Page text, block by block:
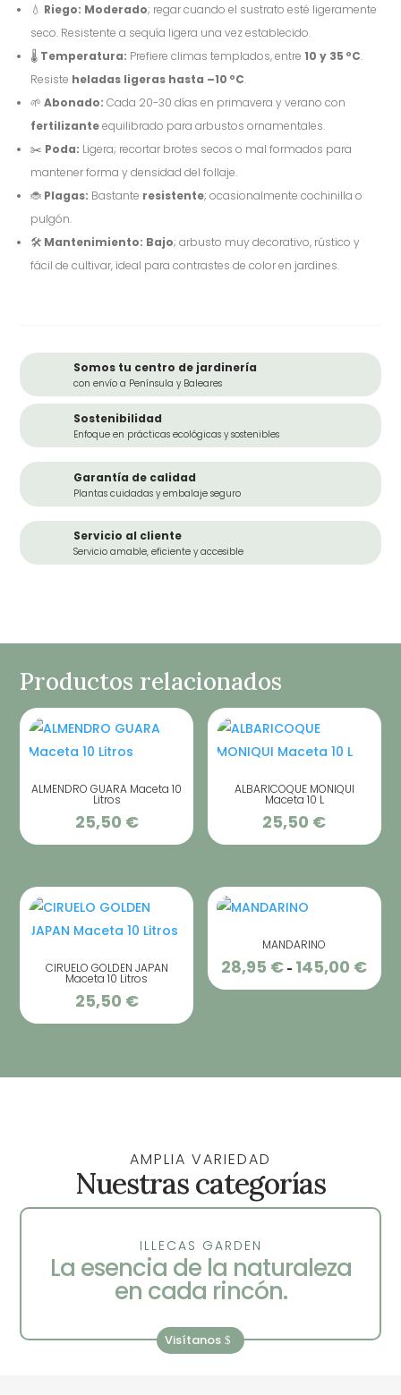
💧 Riego: Moderado; regar cuando el sustrato esté ligeramente
seco. Resistente a sequía ligera una vez establecido.
🌡️ Temperatura: Prefiere climas templados, entre10 y 35 ºC.
Resiste heladas ligeras hasta –10 ºC.
🌱Abonado: Cada 20-30 días en primavera y verano con
fertilizanteequilibrado para arbustos ornamentales.
✂️ Poda: Ligera; recortar brotes secos o mal formados para
mantener forma y densidad del follaje.
🐞 Plagas: Bastante resistente; ocasionalmente cochinilla o
pulgón.
🛠️ Mantenimiento: Bajo; arbusto muy decorativo, rústico y
fácil de cultivar, ideal para contrastes de color en jardines.
Somos tu centro de jardinería
con envío a Península y Baleares
Sostenibilidad
Enfoque en prácticas ecológicas y sostenibles
Garantía de calidad
Plantas cuidadas y embalaje seguro
Servicio al cliente
Servicio amable, eficiente y accesible
Productos relacionados
ALMENDRO GUARA Maceta 10
Litros
25,50 €
ALBARICOQUE MONIQUI
Maceta 10 L
25,50 €
CIRUELO GOLDEN JAPAN
Maceta 10 Litros
25,50 €
MANDARINO
28,95 € - 145,00 €
de
AMPLIA VARIEDAD
Nuestras categorías
ILLECAS GARDEN
La esencia de la naturaleza
en cada rincón.
Visítanos